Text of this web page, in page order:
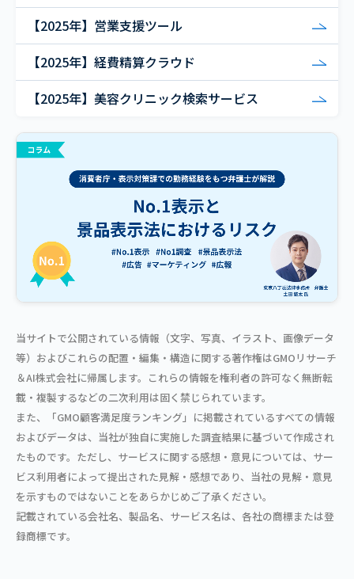
【2025年】営業支援ツール
【2025年】経費精算クラウド
【2025年】美容クリニック検索サービス
当サイトで公開されている情報（文字、写真、イラスト、画像データ
等）およびこれらの配置・編集・構造に関する著作権はGMOリサーチ
＆AI株式会社に帰属します。これらの情報を権利者の許可なく無断転
載・複製するなどの二次利用は固く禁じられています。
また、「GMO顧客満足度ランキング」に掲載されているすべての情報
およびデータは、当社が独自に実施した調査結果に基づいて作成され
たものです。ただし、サービスに関する感想・意見については、サー
ビス利用者によって提出された見解・感想であり、当社の見解・意見
を示すものではないことをあらかじめご了承ください。
記載されている会社名、製品名、サービス名は、各社の商標または登
録商標です。